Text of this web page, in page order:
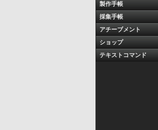
製作手帳
採集手帳
アチーブメント
ショップ
テキストコマンド